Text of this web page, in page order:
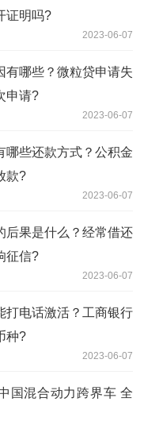
证明吗?
2023-06-07
有哪些？微粒贷申请失
申请?
2023-06-07
哪些还款方式？公积金
款?
2023-06-07
后果是什么？经常借还
征信?
2023-06-07
打电话激活？工商银行
种?
2023-06-07
国混合动力跨界车 全